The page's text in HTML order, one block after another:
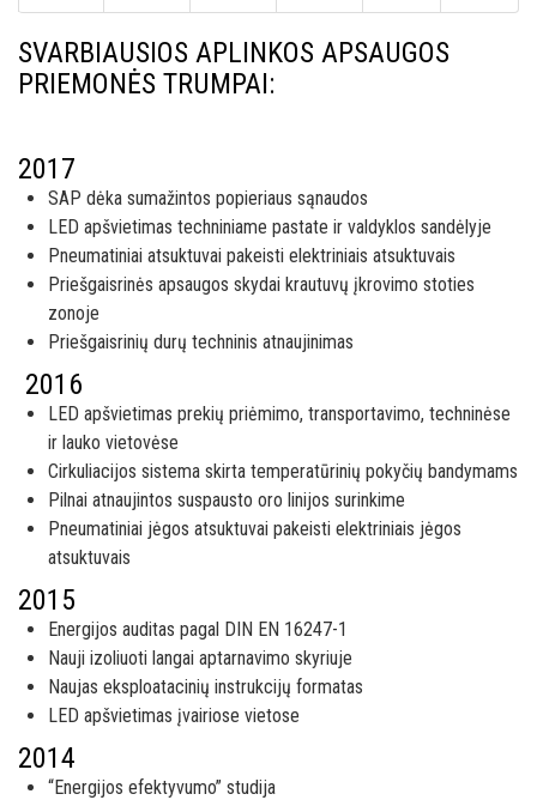
SVARBIAUSIOS APLINKOS APSAUGOS
PRIEMONĖS TRUMPAI:
2017
SAP dėka sumažintos popieriaus sąnaudos
LED apšvietimas techniniame pastate ir valdyklos sandėlyje
Pneumatiniai atsuktuvai pakeisti elektriniais atsuktuvais
Priešgaisrinės apsaugos skydai krautuvų įkrovimo stoties
zonoje
Priešgaisrinių durų techninis atnaujinimas
2016
LED apšvietimas prekių priėmimo, transportavimo, techninėse
ir lauko vietovėse
Cirkuliacijos sistema skirta temperatūrinių pokyčių bandymams
Pilnai atnaujintos suspausto oro linijos surinkime
Pneumatiniai jėgos atsuktuvai pakeisti elektriniais jėgos
atsuktuvais
2015
Energijos auditas pagal DIN EN 16247-1
Nauji izoliuoti langai aptarnavimo skyriuje
Naujas eksploatacinių instrukcijų formatas
LED apšvietimas įvairiose vietose
2014
“Energijos efektyvumo” studija